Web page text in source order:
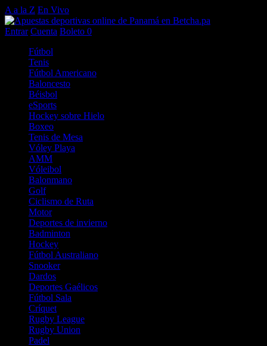
A a la Z En Vivo
Entrar Cuenta Boleto 0
Fútbol
Tenis
Fútbol Americano
Baloncesto
Béisbol
eSports
Hockey sobre Hielo
Boxeo
Tenis de Mesa
Vóley Playa
AMM
Vóleibol
Balonmano
Golf
Ciclismo de Ruta
Motor
Deportes de invierno
Badminton
Hockey
Fútbol Australiano
Snooker
Dardos
Deportes Gaélicos
Fútbol Sala
Críquet
Rugby League
Rugby Union
Padel